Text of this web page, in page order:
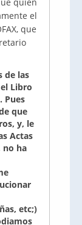
el
que
de las
Libro
Pues
que
y, le
Actas
no ha
etc;)